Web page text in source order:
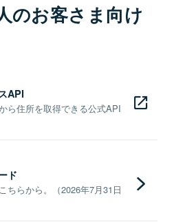
のお客さま向け
API
ら住所を取得できる公式API
ド
ちらから。（2026年7月31日